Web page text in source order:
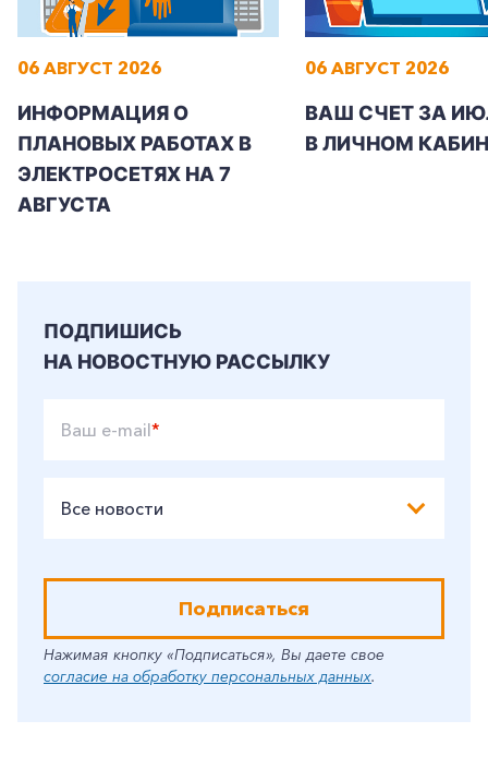
06 АВГУСТ 2026
ИНФОРМАЦИЯ О
ПЛАНОВЫХ РАБОТАХ В
ЭЛЕКТРОСЕТЯХ НА 7
АВГУСТА
06 АВГУСТ 2026
ВАШ СЧЕТ ЗА
В ЛИЧНОМ
ПОДПИШИСЬ
НА НОВОСТНУЮ РАССЫЛКУ
Ваш e-mail*
Все новости
Подписаться
Нажимая кнопку «Подписаться», Вы даете свое
согласие на обработку персональных данных.